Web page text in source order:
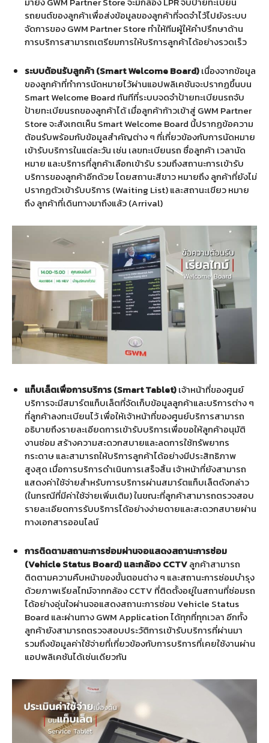
รถยนต์ของลูกค้าเพื่อส่งข้อมูลของลูกค้าที่จดจำไว้ไปยังระบบ
จัดการของ GWM Partner Store ทำให้ทีมผู้ให้คำปรึกษาด้าน
การบริการสามารถเตรียมการให้บริการลูกค้าได้อย่างรวดเร็ว
ระบบต้อนรับลูกค้า (Smart Welcome Board)เนื่องจากข้อมูล
ของลูกค้าที่ทำการนัดหมายไว้ผ่านแอปพลิเคชันจะปรากฏขึ้นบน
Smart Welcome Board ทันทีที่ระบบจดจำป้ายทะเบียนรถจับ
ป้ายทะเบียนรถของลูกค้าได้ เมื่อลูกค้าก้าวเข้าสู่ GWM Partner
Store จะสังเกตเห็น Smart Welcome Board นี้ปรากฏข้อความ
ต้อนรับพร้อมกับข้อมูลสำคัญต่าง ๆ ที่เกี่ยวข้องกับการนัดหมาย
เข้ารับบริการในแต่ละวัน เช่น เลขทะเบียนรถ ชื่อลูกค้า เวลานัด
หมาย และบริการที่ลูกค้าเลือกเข้ารับ รวมถึงสถานะการเข้ารับ
บริการของลูกค้าอีกด้วย โดยสถานะสีขาว หมายถึง ลูกค้าที่ยังไม่
ปรากฏตัวเข้ารับบริการ (Waiting List) และสถานะเขียว หมาย
ถึง ลูกค้าที่เดินทางมาถึงแล้ว (Arrival)
แท็บเล็ตเพื่อการบริการ (Smart Tablet)เจ้าหน้าที่ของศูนย์
บริการจะมีสมาร์ตแท็บเล็ตที่จัดเก็บข้อมูลลูกค้าและบริการต่าง ๆ
ที่ลูกค้าลงทะเบียนไว้ เพื่อให้เจ้าหน้าที่ของศูนย์บริการสามารถ
อธิบายถึงรายละเอียดการเข้ารับบริการเพื่อขอให้ลูกค้าอนุมัติ
งานซ่อม สร้างความสะดวกสบายและลดการใช้ทรัพยากร
กระดาษ และสามารถให้บริการลูกค้าได้อย่างมีประสิทธิภาพ
สูงสุด เมื่อการบริการดำเนินการเสร็จสิ้น เจ้าหน้าที่ยังสามารถ
แสดงค่าใช้จ่ายสำหรับการบริการผ่านสมาร์ตแท็บเล็ตดังกล่าว
(ในกรณีที่มีค่าใช้จ่ายเพิ่มเติม) ในขณะที่ลูกค้าสามารถตรวจสอบ
รายละเอียดการรับบริการได้อย่างง่ายดายและสะดวกสบายผ่าน
ทางเอกสารออนไลน์
การติดตามสถานะการซ่อมผ่านจอแสดงสถานะการซ่อม
(Vehicle Status Board) และกล้อง CCTVลูกค้าสามารถ
ติดตามความคืบหน้าของขั้นตอนต่าง ๆ และสถานะการซ่อมบำรุง
ด้วยภาพเรียลไทม์จากกล้อง CCTV ที่ติดตั้งอยู่ในสถานที่ซ่อมรถ
ได้อย่างอุ่นใจผ่านจอแสดงสถานะการซ่อม Vehicle Status
Board และผ่านทาง GWM Application ได้ทุกที่ทุกเวลา อีกทั้ง
ลูกค้ายังสามารถตรวจสอบประวัติการเข้ารับบริการที่ผ่านมา
รวมถึงข้อมูลค่าใช้จ่ายที่เกี่ยวข้องกับการบริการที่เคยใช้งานผ่าน
แอปพลิเคชันได้เช่นเดียวกัน